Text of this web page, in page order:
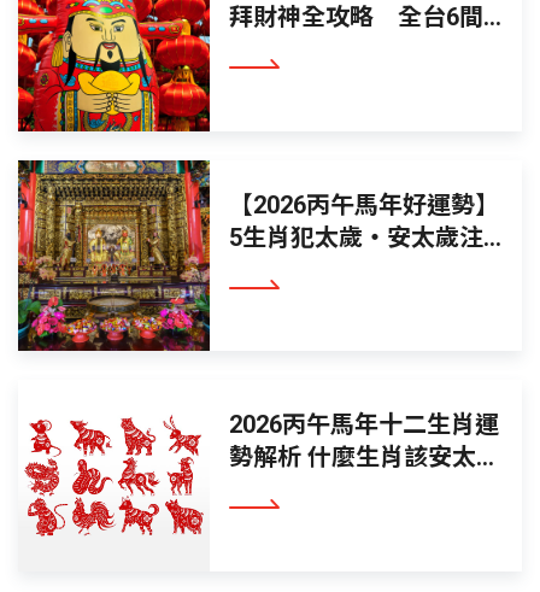
拜財神全攻略 全台6間
看更多
【2026丙午馬年好運勢】
5生肖犯太歲‧安太歲注
看更多
2026丙午馬年十二生肖運
勢解析 什麼生肖該安太
看更多